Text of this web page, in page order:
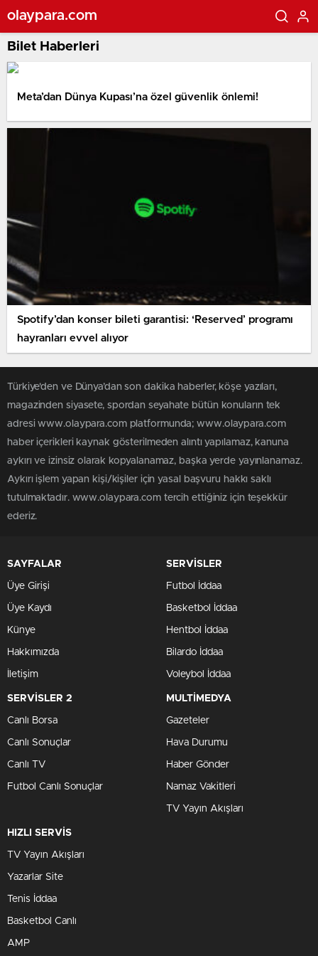
olaypara.com
Bilet Haberleri
Meta’dan Dünya Kupası’na özel güvenlik önlemi!
Spotify’dan konser bileti garantisi: ‘Reserved’ programı
hayranları evvel alıyor
Türkiye'den ve Dünya’dan son dakika haberler, köşe yazıları,
magazinden siyasete, spordan seyahate bütün konuların tek
adresi www.olaypara.com platformunda; www.olaypara.com
haber içerikleri kaynak gösterilmeden alıntı yapılamaz, kanuna
aykırı ve izinsiz olarak kopyalanamaz, başka yerde yayınlanamaz.
Aykırı işlem yapan kişi/kişiler için yasal başvuru hakkı saklı
tutulmaktadır. www.olaypara.com tercih ettiğiniz için teşekkür
ederiz.
SAYFALAR
Üye Girişi
Üye Kaydı
Künye
Hakkımızda
İletişim
SERVİSLER
Futbol İddaa
Basketbol İddaa
Hentbol İddaa
Bilardo İddaa
Voleybol İddaa
SERVİSLER 2
Canlı Borsa
Canlı Sonuçlar
Canlı TV
Futbol Canlı Sonuçlar
MULTİMEDYA
Gazeteler
Hava Durumu
Haber Gönder
Namaz Vakitleri
TV Yayın Akışları
HIZLI SERVİS
TV Yayın Akışları
Yazarlar Site
Tenis İddaa
Basketbol Canlı
AMP